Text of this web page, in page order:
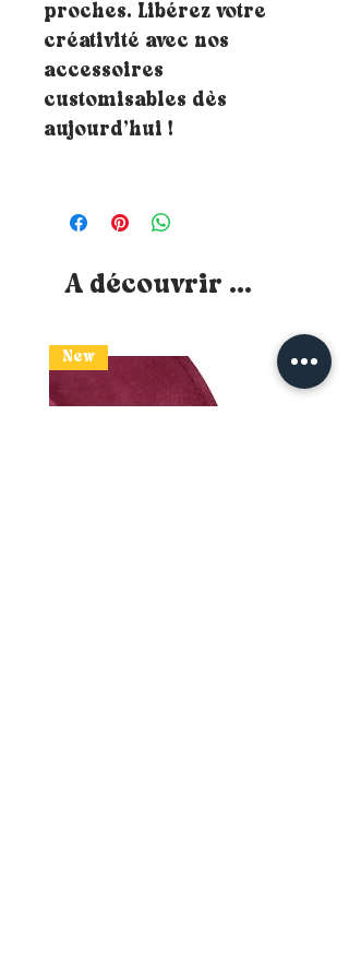
proches. Libérez votre
créativité avec nos
accessoires
customisables dès
aujourd’hui !
A découvrir ...
New New